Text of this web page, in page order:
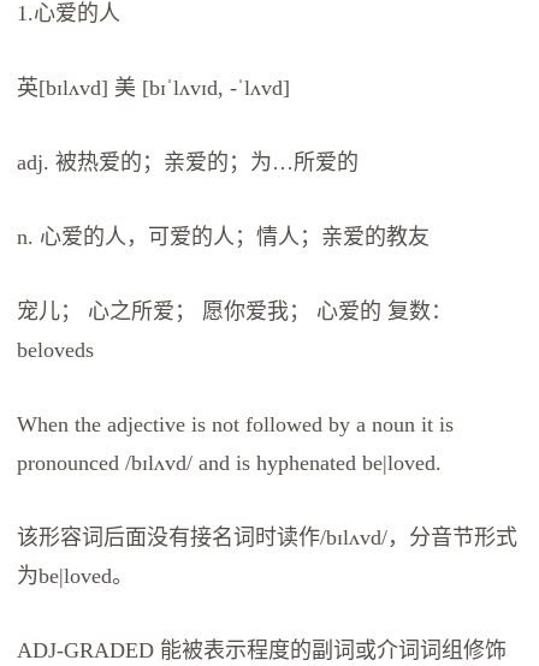
1.心爱的人
英[bɪlʌvd] 美 [bɪˈlʌvɪd, -ˈlʌvd]
adj. 被热爱的；亲爱的；为…所爱的
n. 心爱的人，可爱的人；情人；亲爱的教友
宠儿； 心之所爱； 愿你爱我； 心爱的 复数：
beloveds
When the adjective is not followed by a noun it is
pronounced /bɪlʌvd/ and is hyphenated be|loved.
该形容词后面没有接名词时读作/bɪlʌvd/，分音节形式
为be|loved。
ADJ-GRADED 能被表示程度的副词或介词词组修饰